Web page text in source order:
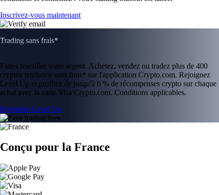
Inscrivez-vous maintenant
Trading sans frais*
Faites fructifier votre argent. Achetez, vendez ou tradez plus de 400
cryptos tendance sans frais* sur l'application Crypto.com. Rejoignez
Level Up et profitez de jusqu'à 6 % de récompenses crypto sur chaque
achat avec la carte Visa Crypto.com. Conditions applicables.
Rejoindre Level Up
Conçu pour la France